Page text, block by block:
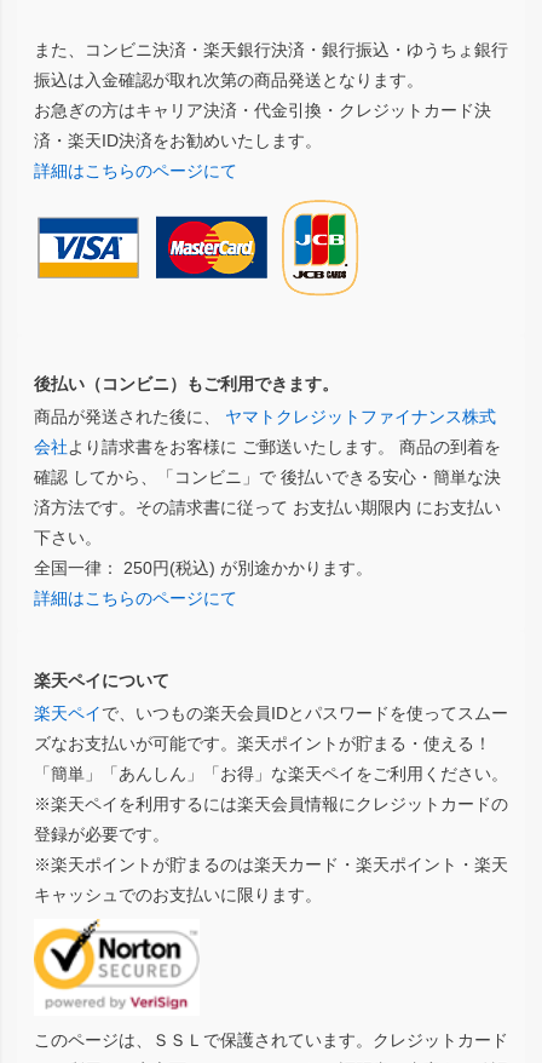
また、コンビニ決済・楽天銀行決済・銀行振込・ゆうちょ銀行
振込は入金確認が取れ次第の商品発送となります。
お急ぎの方はキャリア決済・代金引換・クレジットカード決
済・楽天ID決済をお勧めいたします。
詳細はこちらのページにて
後払い（コンビニ）もご利用できます。
商品が発送された後に、 ヤマトクレジットファイナンス株式
会社より請求書をお客様に ご郵送いたします。 商品の到着を
確認 してから、「コンビニ」で 後払いできる安心・簡単な決
済方法です。その請求書に従って お支払い期限内 にお支払い
下さい。
全国一律： 250円(税込) が別途かかります。
詳細はこちらのページにて
楽天ペイについて
楽天ペイで、いつもの楽天会員IDとパスワードを使ってスムー
ズなお支払いが可能です。楽天ポイントが貯まる・使える！
「簡単」「あんしん」「お得」な楽天ペイをご利用ください。
※楽天ペイを利用するには楽天会員情報にクレジットカードの
登録が必要です。
※楽天ポイントが貯まるのは楽天カード・楽天ポイント・楽天
キャッシュでのお支払いに限ります。
このページは、ＳＳＬで保護されています。クレジットカード